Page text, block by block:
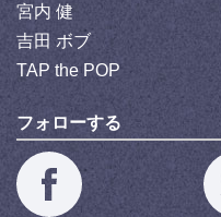
宮内 健
吉田 ボブ
TAP the POP
フォローする